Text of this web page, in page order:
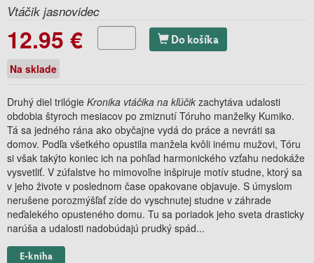
Vtáčik jasnovidec
12.95 € Do košíka
Na sklade
Druhý diel trilógie Kronika vtáčika na kľúčik zachytáva udalosti
obdobia štyroch mesiacov po zmiznutí Tóruho manželky Kumiko.
Tá sa jedného rána ako obyčajne vydá do práce a nevráti sa
domov. Podľa všetkého opustila manžela kvôli inému mužovi, Tóru
si však takýto koniec ich na pohľad harmonického vzťahu nedokáže
vysvetliť. V zúfalstve ho mimovoľne inšpiruje motív studne, ktorý sa
v jeho živote v poslednom čase opakovane objavuje. S úmyslom
nerušene porozmýšľať zíde do vyschnutej studne v záhrade
neďalekého opusteného domu. Tu sa poriadok jeho sveta drasticky
narúša a udalosti nadobúdajú prudký spád...
E-kniha